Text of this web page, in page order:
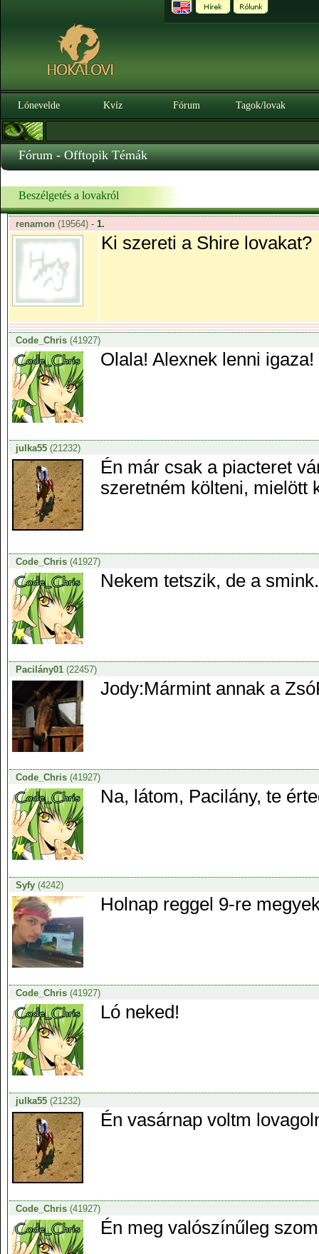
Lónevelde Kvíz Fórum Tagok/lovak
Fórum - Offtopik Témák
Beszélgetés a lovakról
renamon(19564) - 1.
Ki szereti a Shire lovakat?
Code_Chris(41927)
Olala! Alexnek lenni igaza!
julka55(21232)
Én már csak a piacteret
szeretném költeni, mielött
Code_Chris(41927)
Nekem tetszik, de a
Pacilány01(22457)
Jody:Mármint annak a
Code_Chris(41927)
Na, látom, Pacilány, te
Syfy(4242)
Holnap reggel 9-re
Code_Chris(41927)
Ló neked!
julka55(21232)
Én vasárnap voltm
Code_Chris(41927)
Én meg valószínűleg